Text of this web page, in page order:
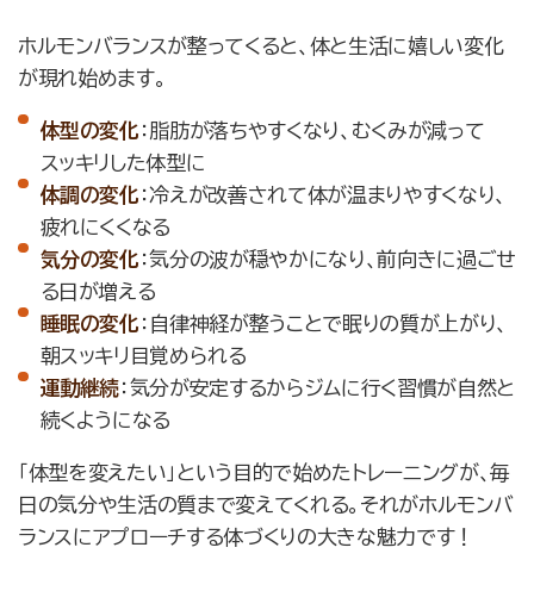
ホルモンバランスが整ってくると、体と生活に嬉しい変化
が現れ始めます。
体型の変化 ：脂肪が落ちやすくなり、むくみが減って
スッキリした体型に
体調の変化 ：冷えが改善されて体が温まりやすくなり、
疲れにくくなる
気分の変化 ：気分の波が穏やかになり、前向きに過ごせ
る日が増える
睡眠の変化 ：自律神経が整うことで眠りの質が上がり、
朝スッキリ目覚められる
運動継続：気分が安定するからジムに行く習慣が自然と
続くようになる
「体型を変えたい」という目的で始めたトレーニングが、毎
日の気分や生活の質まで変えてくれる。それがホルモンバ
ランスにアプローチする体づくりの大きな魅力です！